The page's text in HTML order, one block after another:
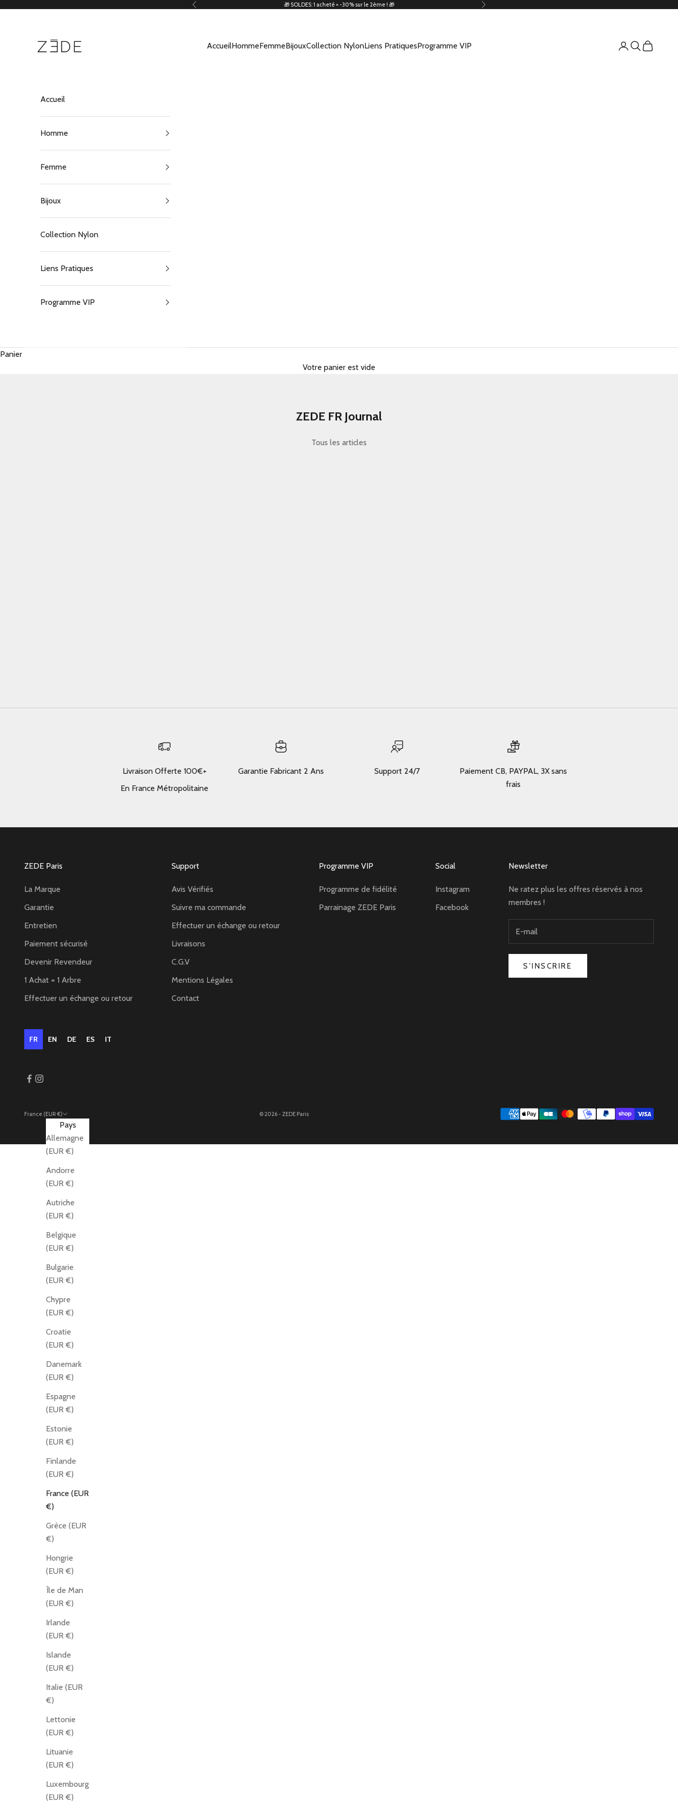
Précédent 🎁 SOLDES: 1 acheté = -30% sur le 2ème ! 🎁 Suivant
AccueilHommeFemmeBijouxCollection NylonLiens PratiquesProgramme VIP Connexion
Recherche
Panier
Accueil
Homme
Femme
Bijoux
Collection Nylon
Liens Pratiques
Programme VIP
Panier
Votre panier est vide
ZEDE FR Journal
Tous les articles
Shoulder bag vs crossbody bag : laquelle choisir vraiment en 2026
Livraison Offerte 100€+
En France Métropolitaine
Garantie Fabricant 2 Ans Support 24/7
Paiement CB, PAYPAL, 3X sans
frais
ZEDE Paris
La Marque
Garantie
Entretien
Paiement sécurisé
Devenir Revendeur
1 Achat = 1 Arbre
Effectuer un échange ou retour
Support
Avis Vérifiés
Suivre ma commande
Effectuer un échange ou retour
Livraisons
C.G.V
Mentions Légales
Contact
Programme VIP
Programme de fidélité
Parrainage ZEDE Paris
Social
Instagram
Facebook
Newsletter
Ne ratez plus les offres réservés à nos
membres !
S'INSCRIRE
FR EN DE ES IT
France (EUR €)
Pays
Allemagne
(EUR €)
Andorre
(EUR €)
Autriche
(EUR €)
Belgique
(EUR €)
Bulgarie
(EUR €)
Chypre
(EUR €)
Croatie
(EUR €)
Danemark
(EUR €)
Espagne
(EUR €)
Estonie
(EUR €)
Finlande
(EUR €)
France (EUR
€)
Grèce (EUR
€)
Hongrie
(EUR €)
Île de Man
(EUR €)
Irlande
(EUR €)
Islande
(EUR €)
Italie (EUR
€)
Lettonie
(EUR €)
Lituanie
(EUR €)
Luxembourg
(EUR €)
© 2026 - ZEDE Paris